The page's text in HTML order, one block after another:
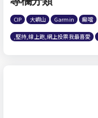
CIP 大嶼山 Garmin 癲噹
,堅持,線上跑,網上投票我最喜愛